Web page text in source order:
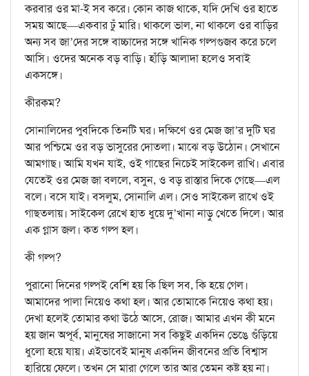
করবার ওর মা-ই সব করে। কোন কাজ থাকে, যদি দেখি ওর হাতে
সময় আছে—একবার ঢুঁ মারি। থাকলে ভাল, না থাকলে ওর বাড়ির
অন্য সব জা’দের সঙ্গে বাচ্চাদের সঙ্গে খানিক গল্পগুজব করে চলে
আসি। ওদের অনেক বড় বাড়ি। হাঁড়ি আলাদা হলেও সবাই
একসঙ্গে।
কীরকম?
সোনালিদের পুবদিকে তিনটি ঘর। দক্ষিণে ওর মেজ জা’র দুটি ঘর
আর পশ্চিমে ওর বড় ভাসুরের দোতলা। মাঝে বড় উঠোন। সেখানে
আমগাছ। আমি যখন যাই, ওই গাছের নিচেই সাইকেল রাখি। এবার
যেতেই ওর মেজ জা বললে, বসুন, ও বড় রাস্তার দিকে গেছে—এল
বলে। বসে যাই। বসলুম, সোনালি এল। সেও সাইকেল রাখে ওই
গাছতলায়। সাইকেল রেখে হাত ধুয়ে দু’খানা নাড়ু খেতে দিলে। আর
এক গ্লাস জল। কত গল্প হল।
কী গল্প?
পুরানো দিনের গল্পই বেশি হয় কি ছিল সব, কি হয়ে গেল।
আমাদের পালা নিয়েও কথা হল। আর তোমাকে নিয়েও কথা হয়।
দেখা হলেই তোমার কথা উঠে আসে, রোজ। আমার এখন কী মনে
হয় জান অপূর্ব, মানুষের সাজানো সব কিছুই একদিন ভেঙে গুঁড়িয়ে
ধুলো হয়ে যায়। এইভাবেই মানুষ একদিন জীবনের প্রতি বিশ্বাস
হারিয়ে ফেলে। তখন সে মারা গেলে তার আর তেমন কষ্ট হয় না।